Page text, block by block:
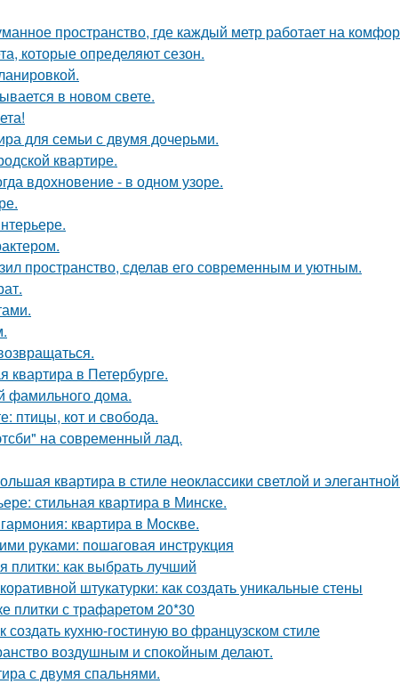
пространство, где каждый метр работает на
которые определяют сезон.
в новом свете.
для семьи с двумя дочерьми.
квартире.
вдохновение - в одном узоре.
пространство, сделав его современным и уютным.
квартира в Петербурге.
фамильного дома.
птицы, кот и свобода.
на современный лад.
квартира в стиле неоклассики светлой и
стильная квартира в Минске.
квартира в Москве.
руками: пошаговая инструкция
как выбрать лучший
штукатурки: как создать уникальные стены
плитки с трафаретом 20*30
создать кухню-гостиную во французском стиле
воздушным и спокойным делают.
с двумя спальнями.